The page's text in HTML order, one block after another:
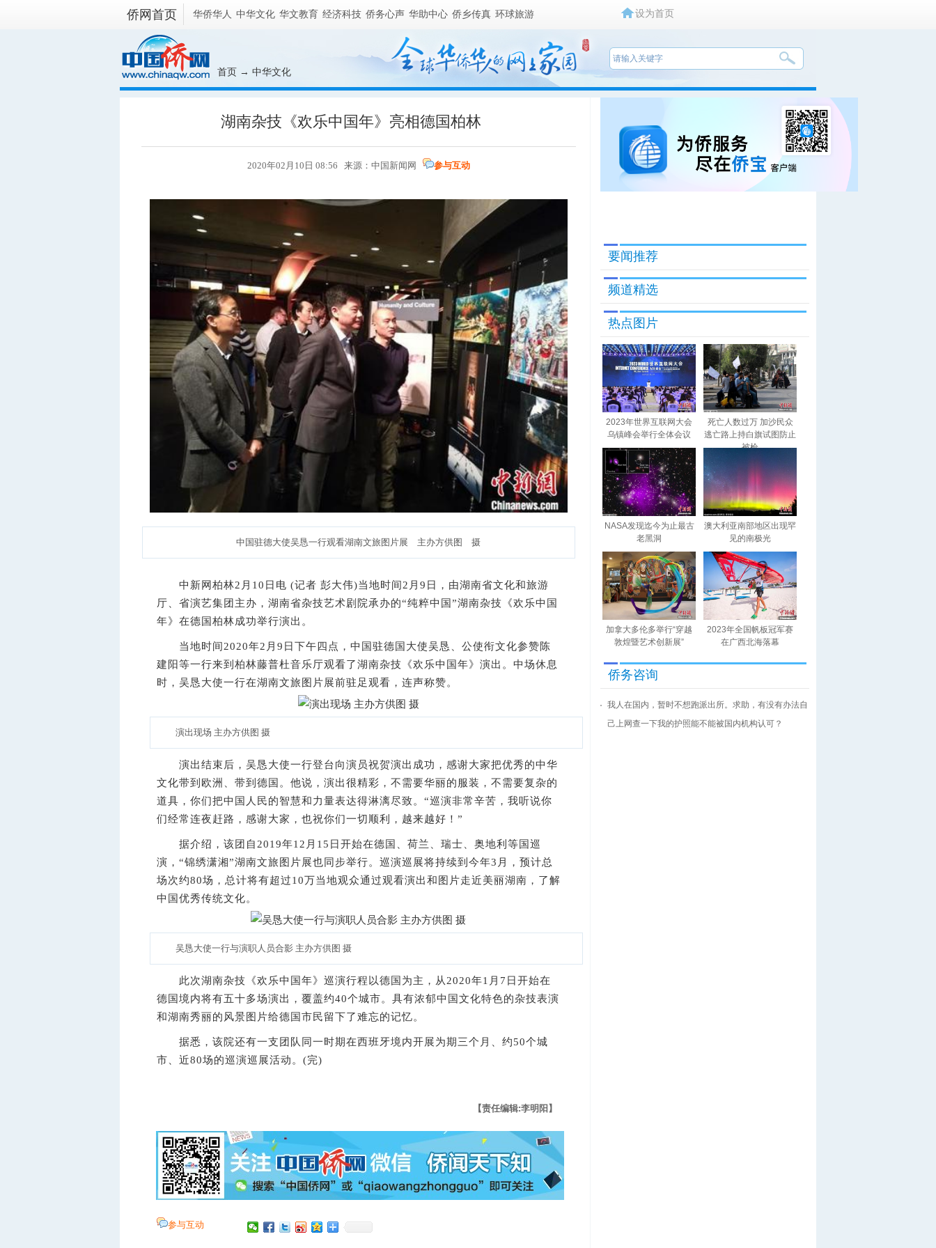
侨网首页 华侨华人 中华文化 华文教育 经济科技 侨务心声 华助中心 侨乡传真 环球旅游 设为首页
首页 → 中华文化
湖南杂技《欢乐中国年》亮相德国柏林
2020年02月10日 08:56 来源： 中国新闻网 参与互动
中国驻德大使吴恳一行观看湖南文旅图片展 主办方供图 摄
中新网 柏林2月10日电 (记者 彭大伟)当地时间2月9日，由湖南省文化和旅游
厅、省演艺集团主办，湖南省杂技艺术剧院承办的“纯粹中国”湖南杂技《欢乐中国
年》在德国柏林成功举行演出。
当地时间2020年2月9日下午四点，中国驻德国大使吴恳、公使衔文化参赞陈
建阳等一行来到柏林藤普杜音乐厅观看了湖南杂技《欢乐中国年》演出。中场休息
时，吴恳大使一行在湖南文旅图片展前驻足观看，连声称赞。
演出现场 主办方供图 摄
演出结束后，吴恳大使一行登台向演员祝贺演出成功，感谢大家把优秀的中华
文化带到欧洲、带到德国。他说，演出很精彩，不需要华丽的服装，不需要复杂的
道具，你们把中国人民的智慧和力量表达得淋漓尽致。“巡演非常辛苦，我听说你
们经常连夜赶路，感谢大家，也祝你们一切顺利，越来越好！”
据介绍，该团自2019年12月15日开始在德国、荷兰、瑞士、奥地利等国巡
演，“锦绣潇湘”湖南文旅图片展也同步举行。巡演巡展将持续到今年3月，预计总
场次约80场，总计将有超过10万当地观众通过观看演出和图片走近美丽湖南，了解
中国优秀传统文化。
吴恳大使一行与演职人员合影 主办方供图 摄
此次湖南杂技《欢乐中国年》巡演行程以德国为主，从2020年1月7日开始在
德国境内将有五十多场演出，覆盖约40个城市。具有浓郁中国文化特色的杂技表演
和湖南秀丽的风景图片给德国市民留下了难忘的记忆。
据悉，该院还有一支团队同一时期在西班牙境内开展为期三个月、约50个城
市、近80场的巡演巡展活动。(完)
【责任编辑:李明阳】
参与互动
要闻推荐
频道精选
热点图片
2023年世界互联网大会
乌镇峰会举行全体会议
死亡人数过万 加沙民众
逃亡路上持白旗试图防止
被枪
NASA发现迄今为止最古
老黑洞
澳大利亚南部地区出现罕
见的南极光
加拿大多伦多举行“穿越
敦煌暨艺术创新展”
2023年全国帆板冠军赛
在广西北海落幕
侨务咨询
我人在国内，暂时不想跑派出所。求助，有没有办法自
己上网查一下我的护照能不能被国内机构认可？